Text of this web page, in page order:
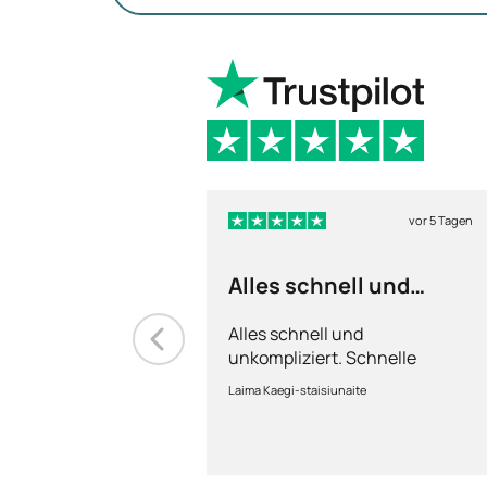
vor 5 Tagen
Alles schnell und
Alles schnell und
unkompliziert. Schnelle
Lieferung.
Laima Kaegi-staisiunaite